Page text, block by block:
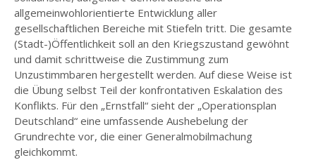
allgemeinwohlorientierte Entwicklung aller
gesellschaftlichen Bereiche mit Stiefeln tritt. Die gesamte
(Stadt-)Öffentlichkeit soll an den Kriegszustand gewöhnt
und damit schrittweise die Zustimmung zum
Unzustimmbaren hergestellt werden. Auf diese Weise ist
die Übung selbst Teil der konfrontativen Eskalation des
Konflikts. Für den „Ernstfall“ sieht der „Operationsplan
Deutschland“ eine umfassende Aushebelung der
Grundrechte vor, die einer Generalmobilmachung
gleichkommt.